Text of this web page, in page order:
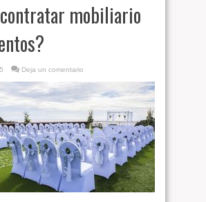
mobiliario
Deja un comentario